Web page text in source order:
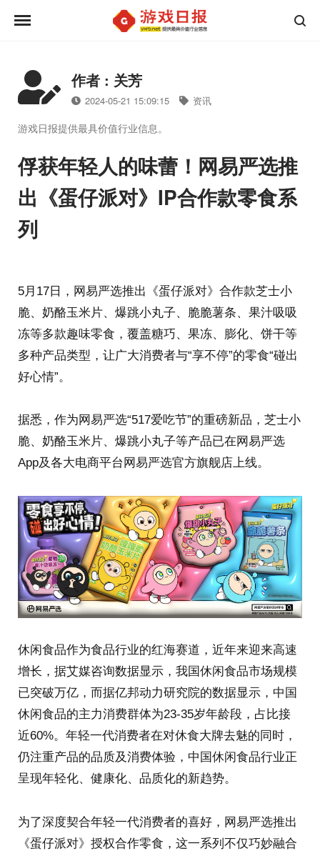
作者 : 关芳
2024-05-21 15:09:15 资讯
游戏日报提供最具价值行业信息。
俘获年轻人的味蕾！网易严选推
出《蛋仔派对》IP合作款零食系
列
5月17日，网易严选推出《蛋仔派对》合作款芝士小
脆、奶酪玉米片、爆跳小丸子、脆脆薯条、果汁吸吸
冻等多款趣味零食，覆盖糖巧、果冻、膨化、饼干等
多种产品类型，让广大消费者与“享不停”的零食“碰出
好心情”。
据悉，作为网易严选“517爱吃节”的重磅新品，芝士小
脆、奶酪玉米片、爆跳小丸子等产品已在网易严选
App及各大电商平台网易严选官方旗舰店上线。
休闲食品作为食品行业的红海赛道，近年来迎来高速
增长，据艾媒咨询数据显示，我国休闲食品市场规模
已突破万亿，而据亿邦动力研究院的数据显示，中国
休闲食品的主力消费群体为23-35岁年龄段，占比接
近60%。年轻一代消费者在对休食大牌去魅的同时，
仍注重产品的品质及消费体验，中国休闲食品行业正
呈现年轻化、健康化、品质化的新趋势。
为了深度契合年轻一代消费者的喜好，网易严选推出
《蛋仔派对》授权合作零食，这一系列不仅巧妙融合